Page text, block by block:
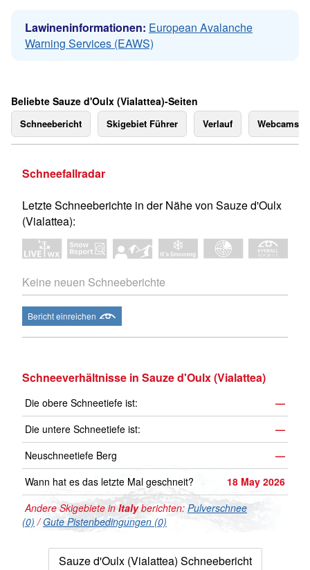
Lawineninformationen: European Avalanche
Warning Services (EAWS)
Beliebte Sauze d'Oulx (Vialattea)-Seiten
Schneebericht Skigebiet Führer Verlauf Webcams
Schneefallradar
Letzte Schneeberichte in der Nähe von Sauze d'Oulx
(Vialattea):
Keine neuen Schneeberichte
Bericht einreichen
Schneeverhältnisse in Sauze d'Oulx (Vialattea)
Die obere Schneetiefe ist:
—
Die untere Schneetiefe ist:
—
Neuschneetiefe Berg
—
Wann hat es das letzte Mal geschneit?
18 May 2026
Andere Skigebiete inItalyberichten: Pulverschnee
(0) /Gute Pistenbedingungen (0)
Sauze d'Oulx (Vialattea) Schneebericht